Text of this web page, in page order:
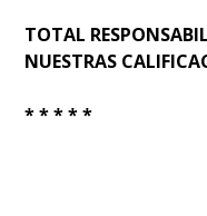
TOTAL
NUESTRAS
* * * * *